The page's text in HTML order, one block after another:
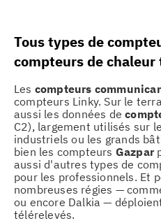
Tous types de
compteurs de
Les compteurs
compteurs Linky. Sur le
aussi les données de
C2), largement utilisés sur
industriels ou les grands
bien les compteurs Gazpar
aussi d'autres types de
pour les professionnels. Et
nombreuses régies —
ou encore Dalkia —
télérelevés.